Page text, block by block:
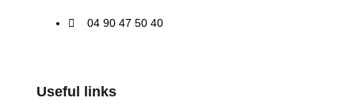
04 90 47 50 40
Useful links